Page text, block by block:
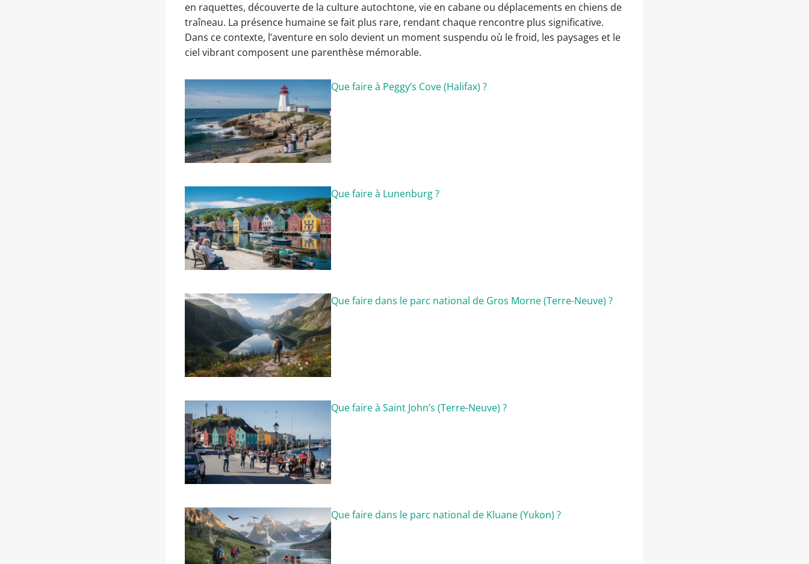
en raquettes, découverte de la culture autochtone, vie en cabane ou déplacements en chiens de
traîneau. La présence humaine se fait plus rare, rendant chaque rencontre plus significative.
Dans ce contexte, l’aventure en solo devient un moment suspendu où le froid, les paysages et le
ciel vibrant composent une parenthèse mémorable.
Que faire à Peggy’s Cove (Halifax) ?
Que faire à Lunenburg ?
Que faire dans le parc national de Gros Morne (Terre-Neuve) ?
Que faire à Saint John’s (Terre-Neuve) ?
Que faire dans le parc national de Kluane (Yukon) ?